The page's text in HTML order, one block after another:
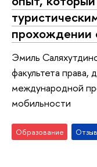
прохождении
Эмиль
факультета права,
международной
мобильности
Образование